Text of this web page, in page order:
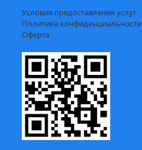
Условия предоставления услуг
Политика конфиденциальности
Оферта